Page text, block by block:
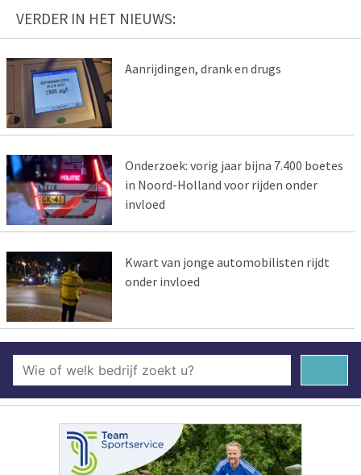
VERDER IN HET NIEUWS:
Aanrijdingen, drank en drugs
Onderzoek: vorig jaar bijna 7.400 boetes
in Noord-Holland voor rijden onder
invloed
Kwart van jonge automobilisten rijdt
onder invloed